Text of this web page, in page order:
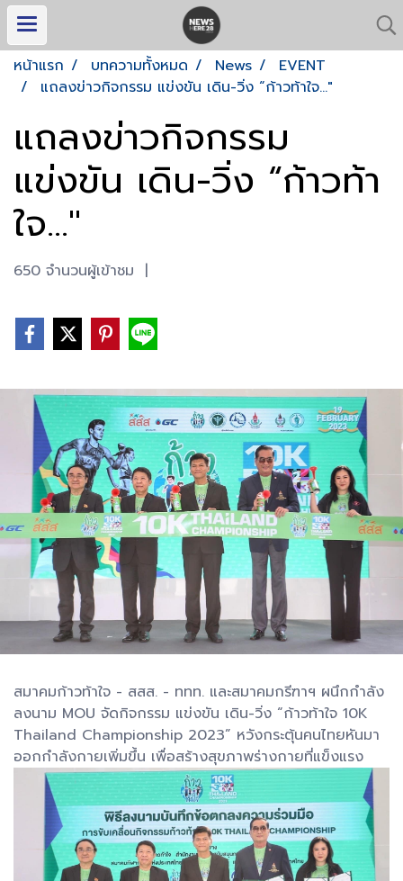
หน้าแรก บทความทั้งหมด News
EVENT
แถลงข่าวกิจกรรม แข่งขัน เดิน-วิ่ง “ก้าวท้าใจ..."
แถลงข่าวกิจกรรม
แข่งขัน เดิน-วิ่ง “ก้าวท้า
ใจ..."
650 จำนวนผู้เข้าชม |
สมาคมก้าวท้าใจ - สสส. - ททท. และสมาคมกรีฑาฯ ผนึกกำลัง
ลงนาม MOU จัดกิจกรรม แข่งขัน เดิน-วิ่ง “ก้าวท้าใจ 10K
Thailand Championship 2023” หวังกระตุ้นคนไทยหันมา
ออกกำลังกายเพิ่มขึ้น เพื่อสร้างสุขภาพร่างกายที่แข็งแรง